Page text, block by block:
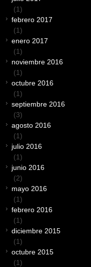
(1)
febrero 2017
(1)
enero 2017
(1)
noviembre 2016
(1)
octubre 2016
(1)
septiembre 2016
(3)
agosto 2016
(1)
julio 2016
(1)
junio 2016
(2)
mayo 2016
(1)
febrero 2016
(1)
diciembre 2015
(1)
octubre 2015
(1)